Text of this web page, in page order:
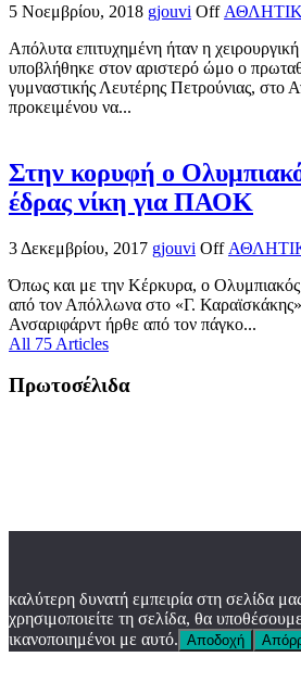
5 Νοεμβρίου, 2018 gjouvi Off
Απόλυτα επιτυχημένη ήταν η
υποβλήθηκε στον αριστερό ώμο ο
γυμναστικής Λευτέρης Πετρούνιας, στο
προκειμένου να...
Στην κορυφή ο
έδρας νίκη για ΠΑΟΚ
3 Δεκεμβρίου, 2017 gjouvi Off
Όπως και με την Κέρκυρα, ο
από τον Απόλλωνα στο «Γ.
Ανσαριφάρντ ήρθε από τον πάγκο...
All 75 Articles
Πρωτοσέλιδα
καλύτερη δυνατή εμπειρία στη σελίδα
χρησιμοποιείτε τη σελίδα, θα
ικανοποιημένοι με αυτό. Αποδοχή